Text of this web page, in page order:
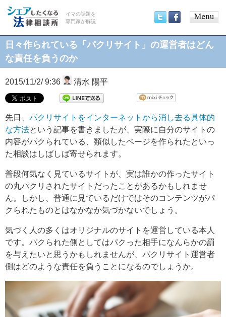
イマの話題を
専門家が解説
menu
日々作られている「パクリサイト」の運営者はどん
な責任を負うのか
2015/11/2/ 9:36 清水 陽平
先日、 パクリサイトをインターネットから消し去る具体的
な方法という記事を書きましたが、実際に自分のサイトの
内容がパクられている、類似したページを作られたといっ
た相談はしばしば寄せられます。
普段何気なく見ているサイトが、実は誰かの作ったサイト
の丸パクリされたサイトだったことがあるかもしれませ
ん。しかし、普通に見ているだけではそのコンテンツがパ
クられたものとはなかなか気づかないでしょう。
気づく人の多くはオリジナルのサイトを運営している本人
です。パクられた側としてはパクった相手になんらかの罰
を与えたいと思うかもしれませんが、パクリサイト運営者
側はどのような責任を負うことになるのでしょうか。